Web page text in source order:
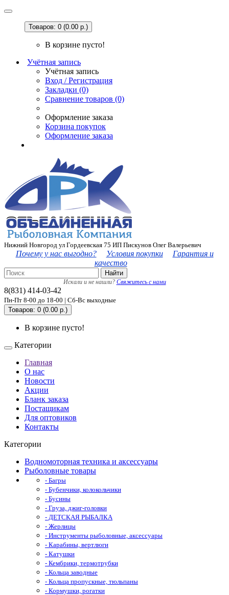
Товаров: 0 (0.00 р.)
В корзине пусто!
Учётная запись
Учётная запись
Вход / Регистрация
Закладки (0)
Сравнение товаров (0)
Оформление заказа
Корзина покупок
Оформление заказа
Нижний Новгород ул Гордеевская 75 ИП Пискунов Олег Валерьевич
Почему у нас выгодно? Условия покупки
Гарантия и
качество
Найти
Искали и не нашли? Свяжитесь с нами
8(831) 414-03-42
Пн-Пт 8-00 до 18-00 | Сб-Вс выходные
Товаров: 0 (0.00 р.)
В корзине пусто!
Категории
Главная
О нас
Новости
Акции
Бланк заказа
Постащикам
Для оптовиков
Контакты
Категории
Водномоторная техника и аксессуары
Рыболовные товары
- Багры
- Бубенчики, колокольчики
- Бусины
- Груза, джиг-головки
- ДЕТСКАЯ РЫБАЛКА
- Жерлицы
- Инструменты рыболовные, аксессуары
- Карабины, вертлюги
- Катушки
- Кембрики, термотрубки
- Кольца заводные
- Кольца пропускные, тюльпаны
- Кормушки, рогатки